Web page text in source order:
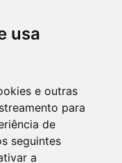
usa
e outras
para
de
seguintes
a
Brasil 21, 20º
915 - Brasília/DF